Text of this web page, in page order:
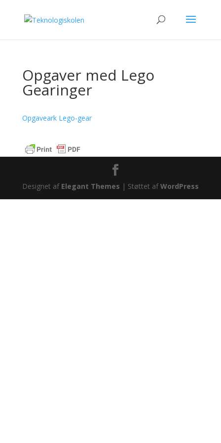
Opgaver med Lego
Gearinger
Opgaveark Lego-gear
Designet af Elegant Themes | Støttet afWordPress